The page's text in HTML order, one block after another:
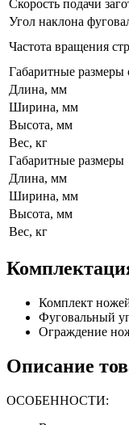
Скорость подачи
Угол наклона
Частота вращения
Габаритные размеры
Длина, мм
Ширина, мм
Высота, мм
Вес, кг
Габаритные размеры
Длина, мм
Ширина, мм
Высота, мм
Вес, кг
Комплект
Фуговальный
Ограждение
Описание
ОСОБЕННОСТИ: